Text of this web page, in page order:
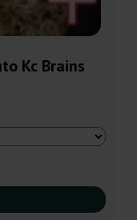
Kc Brains